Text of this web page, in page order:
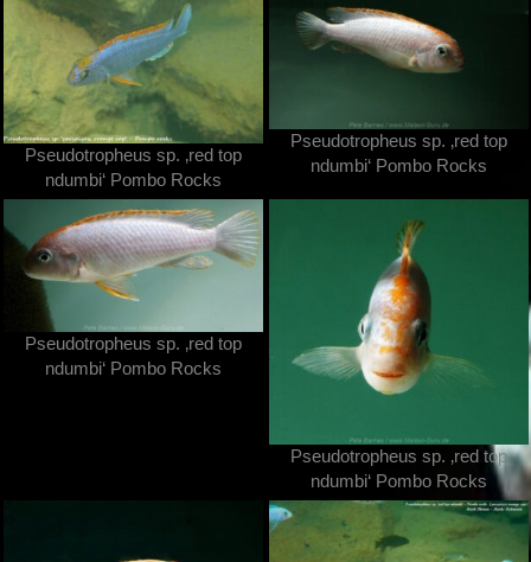
Pseudotropheus sp. ‚red top
ndumbi‘ Pombo Rocks
Pseudotropheus sp. ‚red top
ndumbi‘ Pombo Rocks
Pseudotropheus sp. ‚red top
ndumbi‘ Pombo Rocks
Pseudotropheus sp. ‚red top
ndumbi‘ Pombo Rocks